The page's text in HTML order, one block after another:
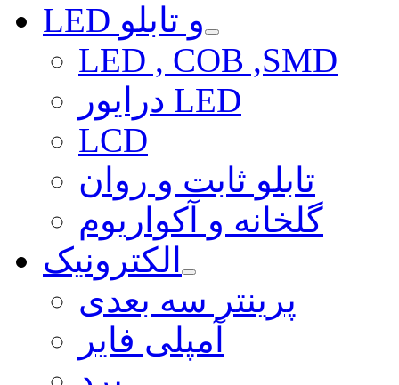
LED و تابلو
LED , COB ,SMD
درایور LED
LCD
تابلو ثابت و روان
گلخانه و آکواریوم
الکترونیک
پرینتر سه بعدی
آمپلی فایر